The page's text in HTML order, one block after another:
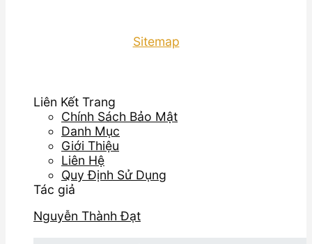
Sitemap
Liên Kết Trang
Chính Sách Bảo Mật
Danh Mục
Giới Thiệu
Liên Hệ
Quy Định Sử Dụng
Tác giả
Nguyễn Thành Đạt